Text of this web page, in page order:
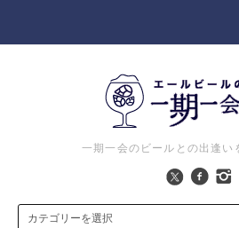
一期一会のビールとの出逢い